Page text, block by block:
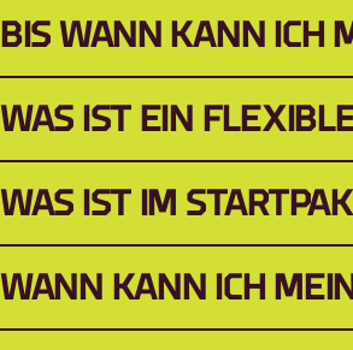
BIS WANN KANN ICH
WAS IST EIN
WAS IST IM
WANN KANN ICH